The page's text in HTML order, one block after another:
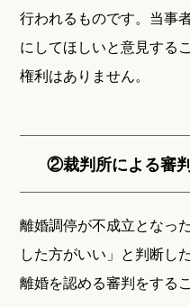
行われるものです。当事
にしてほしいと意見する
権利はありません。
②裁判所による審
離婚調停が不成立となっ
した方がいい」と判断し
離婚を認める審判をする